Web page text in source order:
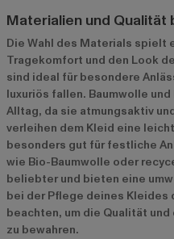
Materialien und Qualität
Die Wahl des Materials spielt
Tragekomfort und den Look
sind ideal für besondere
luxuriös fallen. Baumwolle
Alltag, da sie atmungsaktiv
verleihen dem Kleid eine
besonders gut für festliche
wie Bio-Baumwolle oder
beliebter und bieten eine
bei der Pflege deines
beachten, um die Qualität
zu bewahren.